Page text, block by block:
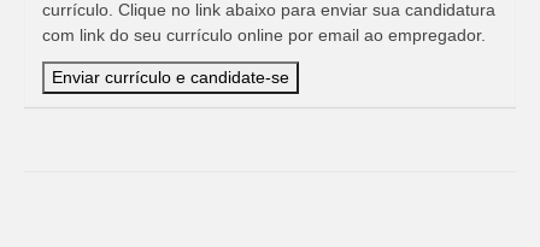
currículo. Clique no link abaixo para enviar sua candidatura
com link do seu currículo online por email ao empregador.